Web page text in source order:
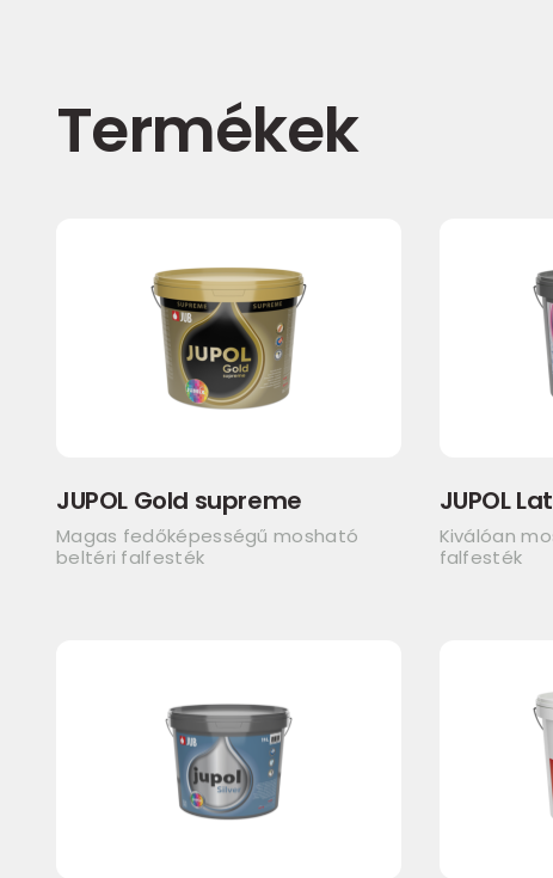
Termékek
JUPOL Gold supreme
Magas fedőképességű mosható
beltéri falfesték
JUPOL
Kiválóan
falfesték